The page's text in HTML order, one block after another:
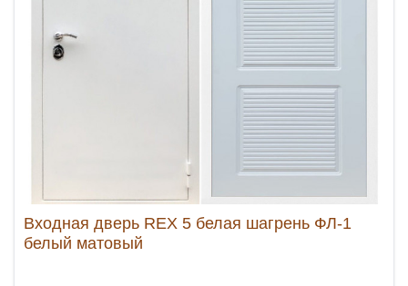
Входная дверь REX 5 белая шагрень ФЛ-1
белый матовый